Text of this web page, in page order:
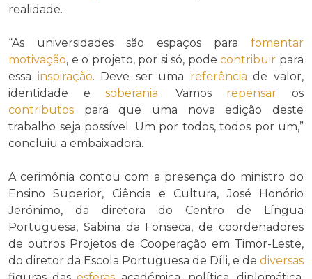
realidade.
“As universidades são espaços para fomentar
motivação, e o projeto, por si só, podecontribuir para
essa inspiração. Deve ser uma referência de valor,
identidade esoberania. Vamos repensar os
contributos para que uma nova edição deste
trabalho seja possível. Um por todos, todos por um,”
concluiu a embaixadora.
A cerimónia contou com a presença do ministro do
Ensino Superior, Ciência e Cultura, José Honório
Jerónimo, da diretora do Centro de Língua
Portuguesa, Sabina da Fonseca, de coordenadores
de outros Projetos de Cooperação em Timor-Leste,
do diretor da Escola Portuguesa de Díli, e de diversas